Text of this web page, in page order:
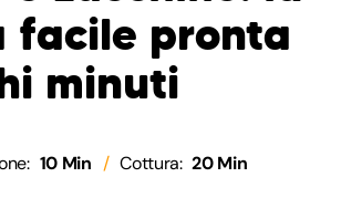
facile pronta
minuti
10 Min Cottura: 20 Min